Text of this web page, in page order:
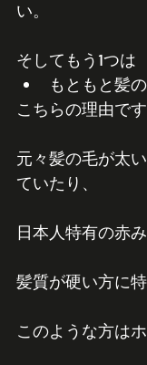
い。
そしてもう1つは
もともと髪
こちらの理由です
元々髪の毛が太
ていたり、
日本人特有の赤
髪質が硬い方に
このような方は